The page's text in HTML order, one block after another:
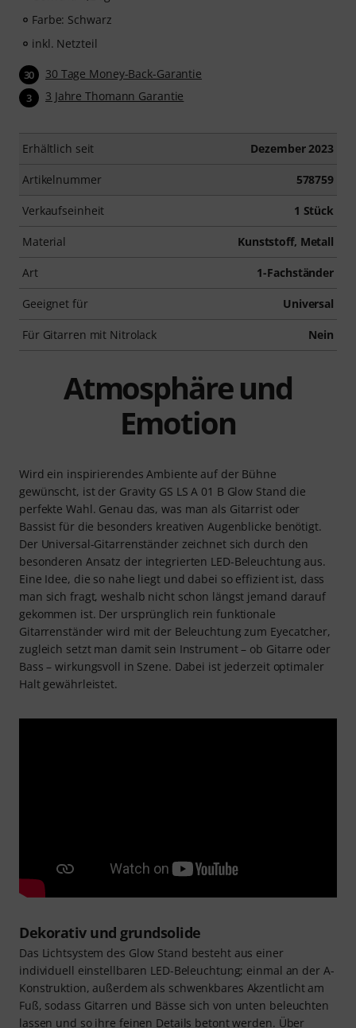
Farbe: Schwarz
inkl. Netzteil
30 30 Tage Money-Back-Garantie
3 3 Jahre Thomann Garantie
Erhältlich seit Dezember 2023
Artikelnummer 578759
Verkaufseinheit 1 Stück
Material Kunststoff, Metall
Art 1-Fachständer
Geeignet für Universal
Für Gitarren mit Nitrolack Nein
Atmosphäre und
Emotion
Wird ein inspirierendes Ambiente auf der Bühne
gewünscht, ist der Gravity GS LS A 01 B Glow Stand die
perfekte Wahl. Genau das, was man als Gitarrist oder
Bassist für die besonders kreativen Augenblicke benötigt.
Der Universal-Gitarrenständer zeichnet sich durch den
besonderen Ansatz der integrierten LED-Beleuchtung aus.
Eine Idee, die so nahe liegt und dabei so effizient ist, dass
man sich fragt, weshalb nicht schon längst jemand darauf
gekommen ist. Der ursprünglich rein funktionale
Gitarrenständer wird mit der Beleuchtung zum Eyecatcher,
zugleich setzt man damit sein Instrument – ob Gitarre oder
Bass – wirkungsvoll in Szene. Dabei ist jederzeit optimaler
Halt gewährleistet.
Dekorativ und grundsolide
Das Lichtsystem des Glow Stand besteht aus einer
individuell einstellbaren LED-Beleuchtung; einmal an der A-
Konstruktion, außerdem als schwenkbares Akzentlicht am
Fuß, sodass Gitarren und Bässe sich von unten beleuchten
lassen und so ihre feinen Details betont werden. Über